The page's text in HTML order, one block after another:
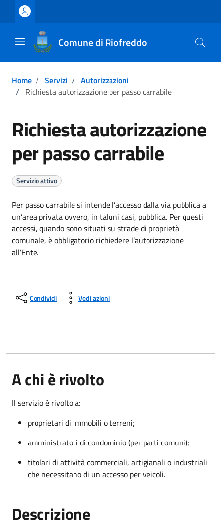
Vai ai contenuti
Vai al footer
Comune di Riofreddo
Home / Servizi / Autorizzazioni
/ Richiesta autorizzazione per passo carrabile
Richiesta autorizzazione
per passo carrabile
Servizio attivo
Per passo carrabile si intende l’accesso dalla via pubblica a
un’area privata ovvero, in taluni casi, pubblica. Per questi
accessi, quando sono situati su strade di proprietà
comunale, è obbligatorio richiedere l’autorizzazione
all’Ente.
Condividi Vedi azioni
A chi è rivolto
Il servizio è rivolto a:
proprietari di immobili o terreni;
amministratori di condominio (per parti comuni);
titolari di attività commerciali, artigianali o industriali
che necessitano di un accesso per veicoli.
Descrizione